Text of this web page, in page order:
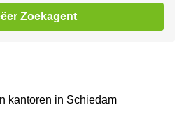
Zoekagent
‪kantoren‬ in Schiedam